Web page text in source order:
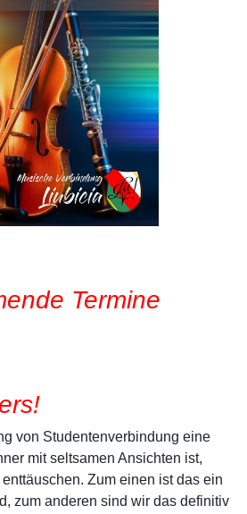
Termine
von Studentenverbindung eine
mit seltsamen Ansichten ist,
Zum einen ist das ein
zum anderen sind wir das definitiv